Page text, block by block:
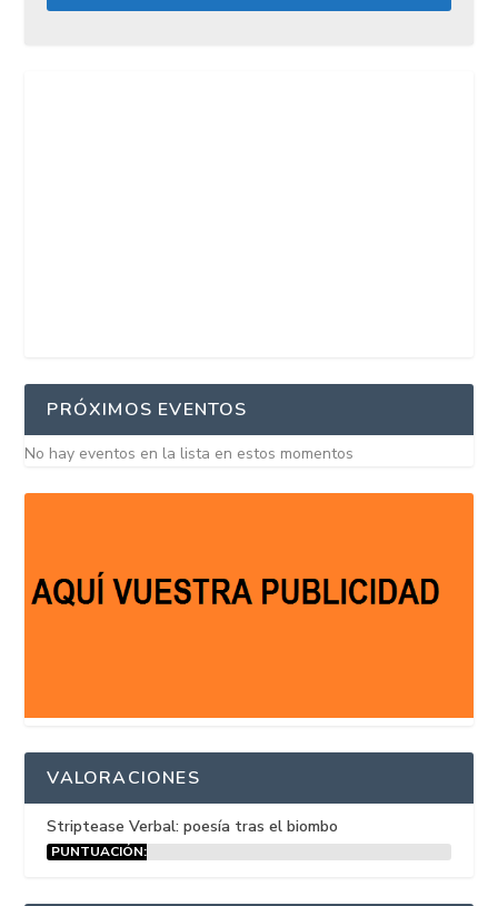
PRÓXIMOS EVENTOS
No hay eventos en la lista en estos momentos
VALORACIONES
Striptease Verbal: poesía tras el biombo
PUNTUACIÓN: